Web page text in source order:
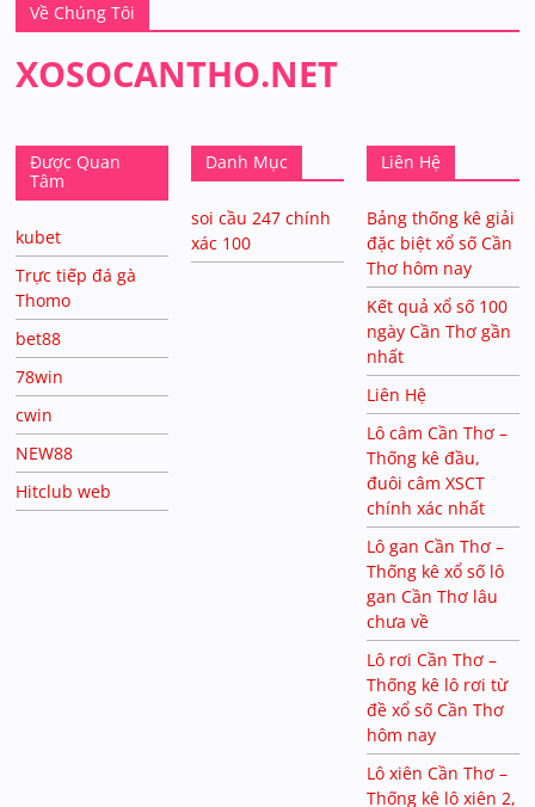
Về Chúng Tôi
XOSOCANTHO.NET
Được Quan
Tâm
kubet
Trực tiếp đá gà
Thomo
bet88
78win
cwin
NEW88
Hitclub web
Danh Mục
soi cầu 247 chính
xác 100
Liên Hệ
Bảng thống kê giải
đặc biệt xổ số Cần
Thơ hôm nay
Kết quả xổ số 100
ngày Cần Thơ gần
nhất
Liên Hệ
Lô câm Cần Thơ –
Thống kê đầu,
đuôi câm XSCT
chính xác nhất
Lô gan Cần Thơ –
Thống kê xổ số lô
gan Cần Thơ lâu
chưa về
Lô rơi Cần Thơ –
Thống kê lô rơi từ
đề xổ số Cần Thơ
hôm nay
Lô xiên Cần Thơ –
Thống kê lô xiên 2,